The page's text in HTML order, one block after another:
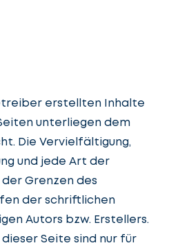
erstellten Inhalte
unterliegen dem
Die Vervielfältigung,
und jede Art der
Grenzen des
der schriftlichen
Autors bzw. Erstellers.
Seite sind nur für